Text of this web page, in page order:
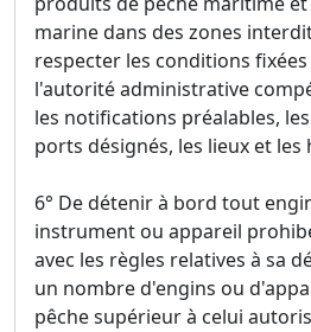
marine dans des zones
respecter les conditions
l'autorité administrative
les notifications préalables,
ports désignés, les lieux et les
6° De détenir à bord tout
instrument ou appareil
avec les règles relatives à sa
un nombre d'engins ou
pêche supérieur à celui